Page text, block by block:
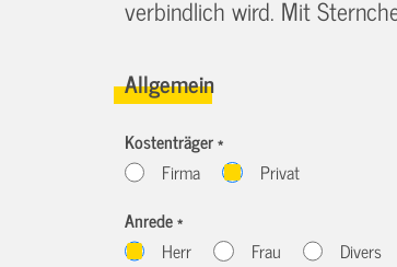
verbindlich wird. Mit
Allgemein
Kostenträger *
Firma
Privat
Anrede *
Herr
Frau Divers